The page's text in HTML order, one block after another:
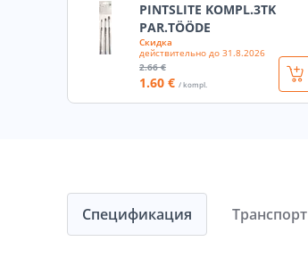
PINTSLITE KOMPL.3TK
PAR.TÖÖDE
Скидка
действительно до 31.8.2026
2.66 €
1.60 € / kompl.
Спецификация Транспорт